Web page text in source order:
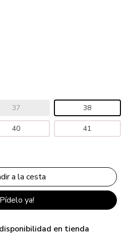
37 38
40 41
ya!
en tienda